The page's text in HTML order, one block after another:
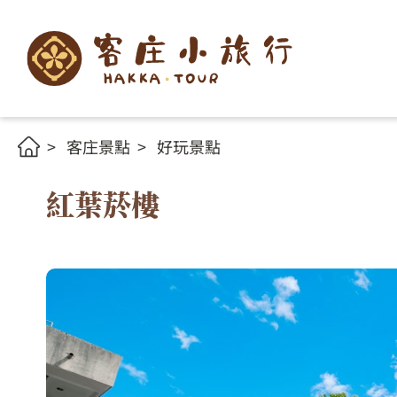
客庄景點 好玩景點
紅葉菸樓